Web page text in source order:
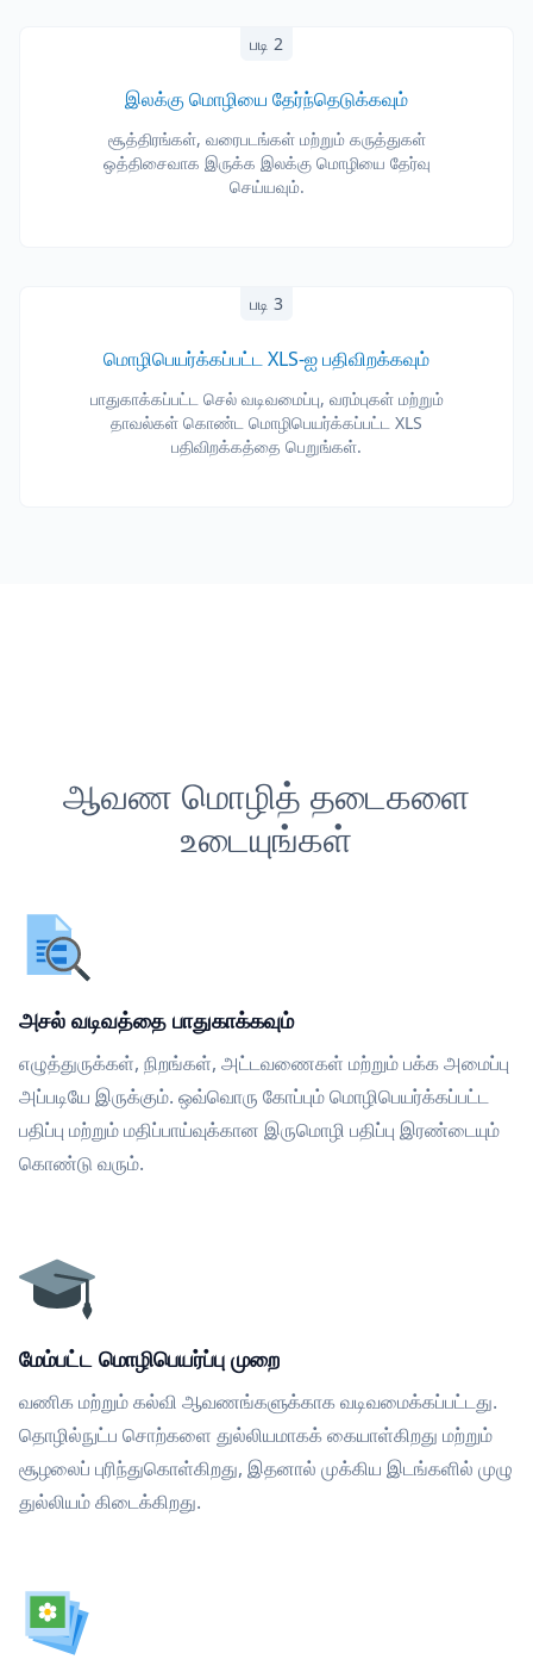
படி 2
இலக்கு மொழியை தேர்ந்தெடுக்கவும்
சூத்திரங்கள், வரைபடங்கள் மற்றும் கருத்துகள்
ஒத்திசைவாக இருக்க இலக்கு மொழியை தேர்வு
செய்யவும்.
படி 3
மொழிபெயர்க்கப்பட்ட XLS-ஐ பதிவிறக்கவும்
பாதுகாக்கப்பட்ட செல் வடிவமைப்பு, வரம்புகள் மற்றும்
தாவல்கள் கொண்ட மொழிபெயர்க்கப்பட்ட XLS
பதிவிறக்கத்தை பெறுங்கள்.
ஆவண மொழித் தடைகளை
உடையுங்கள்
அசல் வடிவத்தை பாதுகாக்கவும்
எழுத்துருக்கள், நிறங்கள், அட்டவணைகள் மற்றும் பக்க அமைப்பு
அப்படியே இருக்கும். ஒவ்வொரு கோப்பும் மொழிபெயர்க்கப்பட்ட
பதிப்பு மற்றும் மதிப்பாய்வுக்கான இருமொழி பதிப்பு இரண்டையும்
கொண்டு வரும்.
மேம்பட்ட மொழிபெயர்ப்பு முறை
வணிக மற்றும் கல்வி ஆவணங்களுக்காக வடிவமைக்கப்பட்டது.
தொழில்நுட்ப சொற்களை துல்லியமாகக் கையாள்கிறது மற்றும்
சூழலைப் புரிந்துகொள்கிறது, இதனால் முக்கிய இடங்களில் முழு
துல்லியம் கிடைக்கிறது.